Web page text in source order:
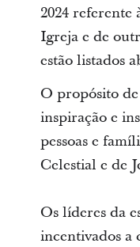
2024 referente
Igreja e de
estão listados
O propósito
inspiração e
pessoas e
Celestial e de
Os líderes da
incentivados a